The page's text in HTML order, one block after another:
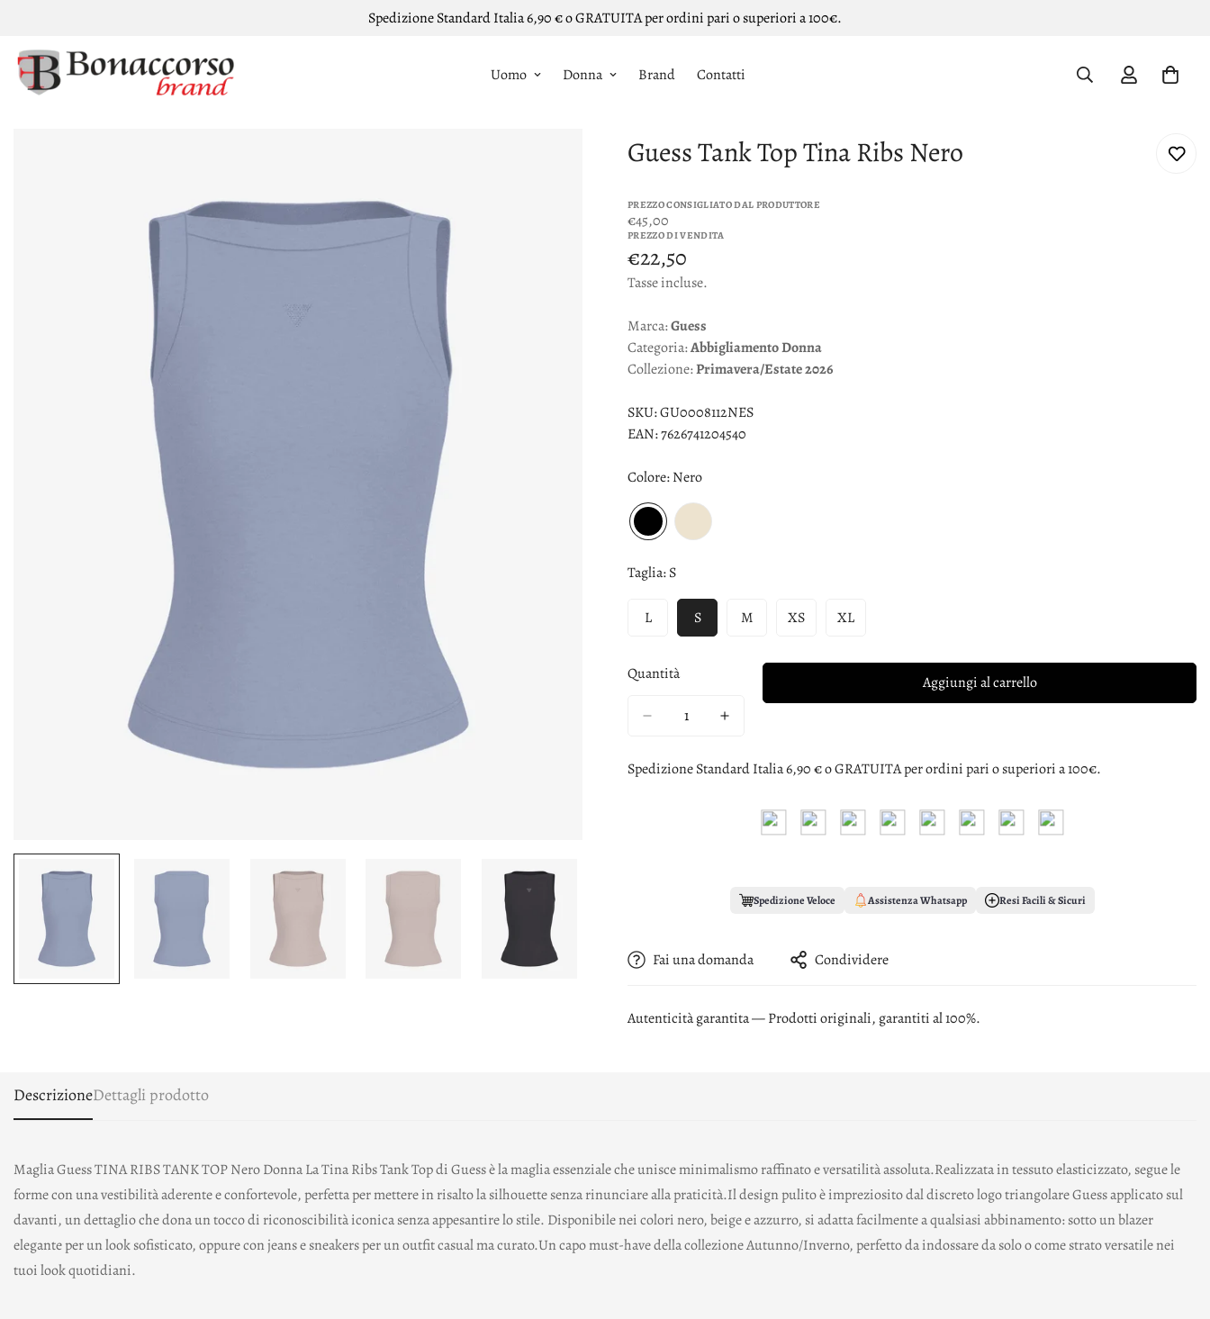
Spedizione Standard Italia 6,90 € o GRATUITA per ordini pari o superiori a 100€.
Uomo Donna Brand Contatti
Guess Tank Top Tina Ribs Nero
PREZZO CONSIGLIATO DAL PRODUTTORE
€45,00
PREZZO DI VENDITA
€22,50
Tasse incluse.
Marca:Guess
Categoria:AbbigliamentoDonna
Collezione:Primavera/Estate2026
SKU:GU0008112NES
EAN:7626741204540
Colore:Nero
Taglia:S
L S M XS XL
Quantità Aggiungi al carrello
Spedizione Standard Italia 6,90 € o GRATUITA per ordini pari o superiori a 100€.
Spedizione Veloce Assistenza Whatsapp Resi Facili & Sicuri
Fai una domanda Condividere
Autenticità garantita — Prodotti originali, garantiti al 100%.
DescrizioneDettagli prodotto
Maglia Guess TINA RIBS TANK TOP Nero Donna La Tina Ribs Tank Top di Guess è la maglia essenziale che unisce minimalismo raffinato e versatilità assoluta.Realizzata in tessuto elasticizzato, segue le
forme con una vestibilità aderente e confortevole, perfetta per mettere in risalto la silhouette senza rinunciare alla praticità.Il design pulito è impreziosito dal discreto logo triangolare Guess applicato sul
davanti, un dettaglio che dona un tocco di riconoscibilità iconica senza appesantire lo stile. Disponibile nei colori nero, beige e azzurro, si adatta facilmente a qualsiasi abbinamento: sotto un blazer
elegante per un look sofisticato, oppure con jeans e sneakers per un outfit casual ma curato.Un capo must-have della collezione Autunno/Inverno, perfetto da indossare da solo o come strato versatile nei
tuoi look quotidiani.